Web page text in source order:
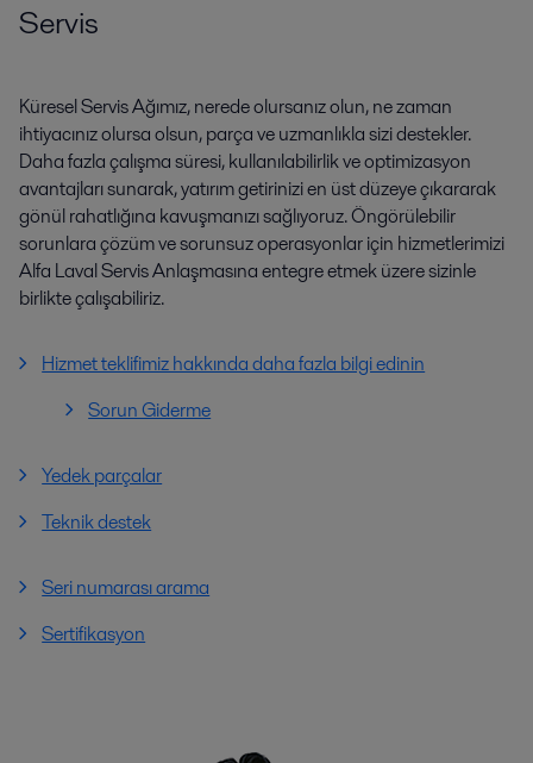
Servis
Küresel Servis Ağımız, nerede olursanız olun, ne zaman
ihtiyacınız olursa olsun, parça ve uzmanlıkla sizi destekler.
Daha fazla çalışma süresi, kullanılabilirlik ve optimizasyon
avantajları sunarak, yatırım getirinizi en üst düzeye çıkararak
gönül rahatlığına kavuşmanızı sağlıyoruz. Öngörülebilir
sorunlara çözüm ve sorunsuz operasyonlar için hizmetlerimizi
Alfa Laval Servis Anlaşmasına entegre etmek üzere sizinle
birlikte çalışabiliriz.
Hizmet teklifimiz hakkında daha fazla bilgi edinin
Sorun Giderme
Yedek parçalar
Teknik destek
Seri numarası arama
Sertifikasyon